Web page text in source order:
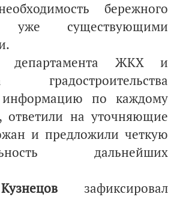
бережного
существующими
департамента ЖКХ и
градостроительства
информацию по каждому
ответили на уточняющие
и предложили четкую
дальнейших
зафиксировал